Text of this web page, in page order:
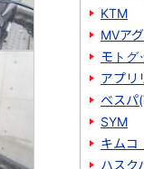
KTM
MVア
モトグ
アプリ
ベスパ
SYM
キムコ
ハスク